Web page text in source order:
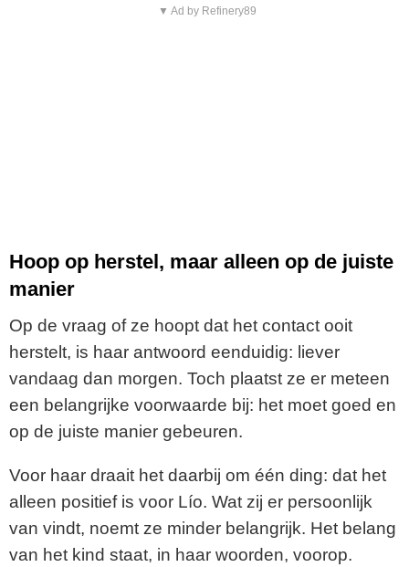
▼ Ad by Refinery89
Hoop op herstel, maar alleen op de juiste
manier
Op de vraag of ze hoopt dat het contact ooit
herstelt, is haar antwoord eenduidig: liever
vandaag dan morgen. Toch plaatst ze er meteen
een belangrijke voorwaarde bij: het moet goed en
op de juiste manier gebeuren.
Voor haar draait het daarbij om één ding: dat het
alleen positief is voor Lío. Wat zij er persoonlijk
van vindt, noemt ze minder belangrijk. Het belang
van het kind staat, in haar woorden, voorop.